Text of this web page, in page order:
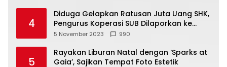
4
Diduga Gelapkan Ratusan Juta Uang SHK,
Pengurus Koperasi SUB Dilaporkan ke
Polisi
5 November 2023 990
5
Rayakan Liburan Natal dengan ‘Sparks at
Gaia’, Sajikan Tempat Foto Estetik